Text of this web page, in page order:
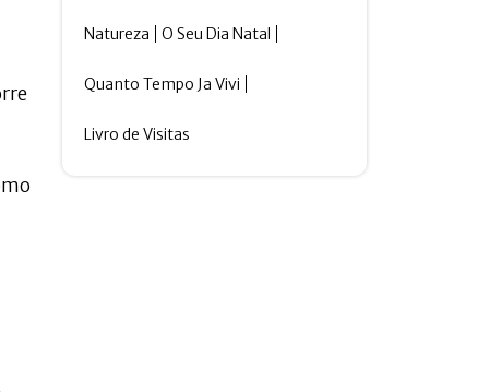
Natureza O Seu Dia Natal
Quanto Tempo Ja Vivi
Livro de Visitas